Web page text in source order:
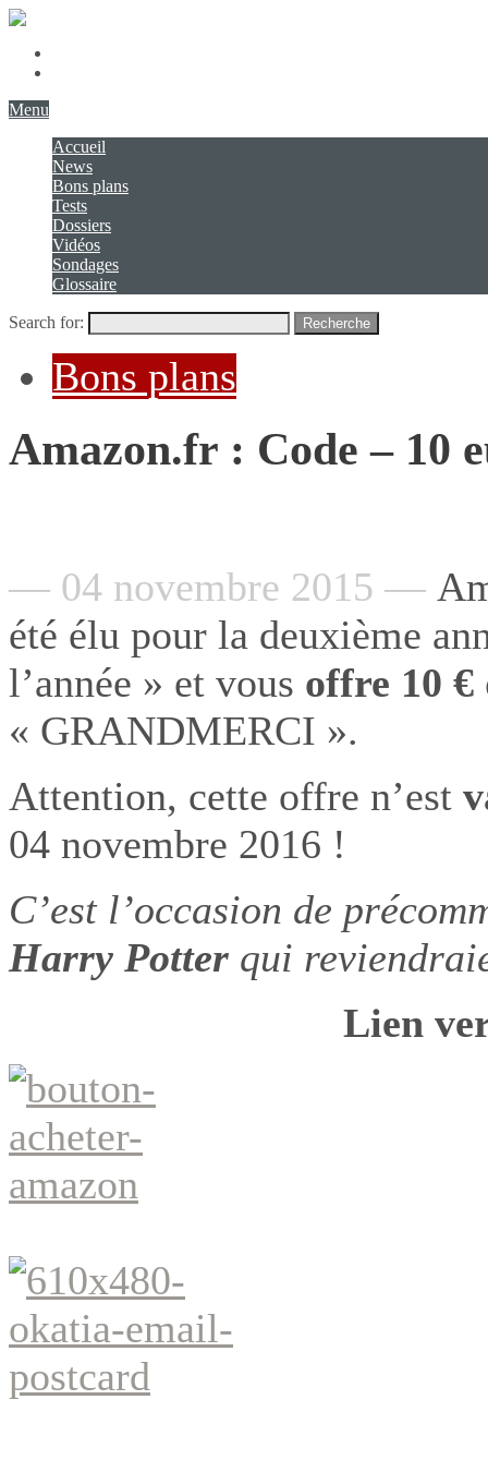
Menu
Accueil
News
Bons plans
Tests
Dossiers
Vidéos
Sondages
Glossaire
Search for: Recherche
Bons plans
Amazon.fr : Code – 10
— 04 novembre 2015 —
été élu pour la deuxième
l’année » et vous offre 10 €
« GRANDMERCI ».
Attention, cette offre n’est
04 novembre 2016 !
C’est l’occasion de
Harry Potter qui
Lien